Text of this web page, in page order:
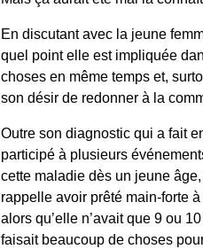
En discutant avec la jeune
quel point elle est impliquée
choses en même temps et,
son désir de redonner à la
Outre son diagnostic qui a fait
participé à plusieurs
cette maladie dès un jeune
rappelle avoir prêté main-forte
alors qu’elle n’avait que 9 ou
faisait beaucoup de choses